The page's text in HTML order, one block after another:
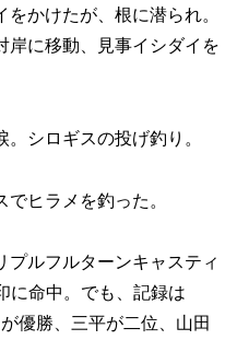
かけたが、根に潜られ。
岸に移動、見事イシダイを
シロギスの投げ釣り。
ヒラメを釣った。
プルフルターンキャスティ
に命中。でも、記録は
優勝、三平が二位、山田